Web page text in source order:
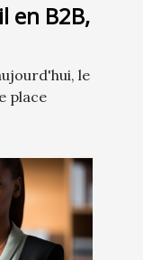
en B2B,
le
place